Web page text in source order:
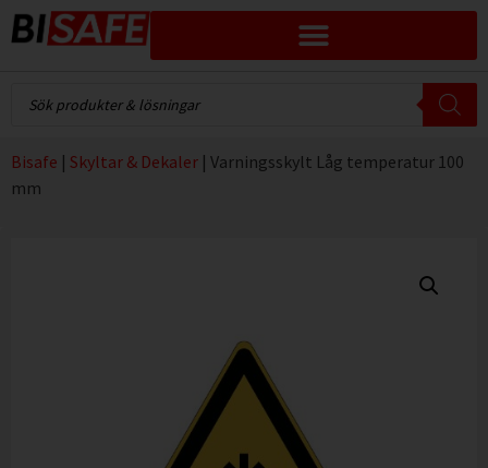
Bisafe | Skyltar & Dekaler | Varningsskylt Låg temperatur 100
mm